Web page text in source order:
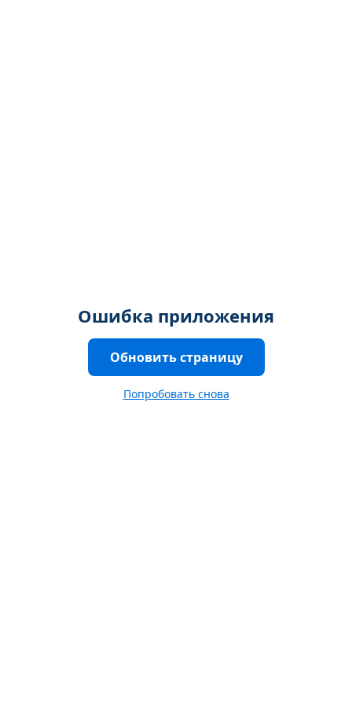
Ошибка приложения
Обновить страницу
Попробовать снова